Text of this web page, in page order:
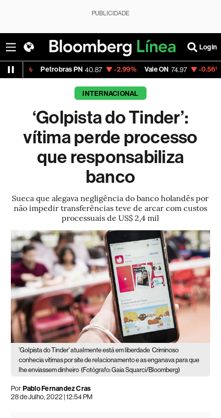
PUBLICIDADE
Login
Petrobras PN 40.87 -2.99% Vale ON 74.97 -0.56% Itaú PN
INTERNACIONAL
‘Golpista do Tinder’:
vítima perde processo
que responsabiliza
banco
Sueca que alegava negligência do banco holandês por
não impedir transferências teve de arcar com custos
processuais de US$ 2,4 mil
'Golpista do Tinder' atualmente está em liberdade Criminoso
conhecia vítimas por site de relacionamento e as enganava para que
lhe enviassem dinheiro (Fotógrafo: Gaia Squarci/Bloomberg)
PorPablo Fernandez Cras
28 de Julho, 2022 | 12:54 PM